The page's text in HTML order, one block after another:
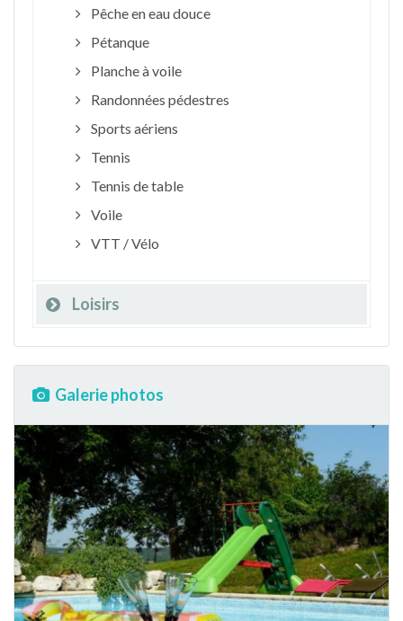
Pêche en eau douce
Pétanque
Planche à voile
Randonnées pédestres
Sports aériens
Tennis
Tennis de table
Voile
VTT / Vélo
Loisirs
Galerie photos